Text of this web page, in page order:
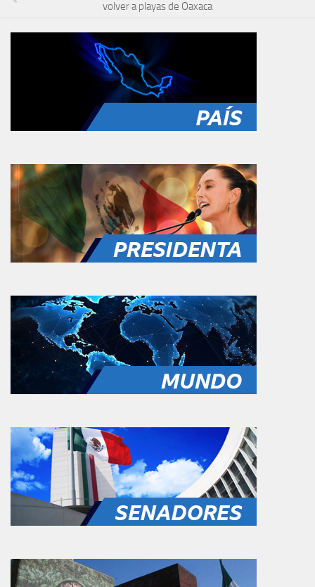
volver a playas de Oaxaca